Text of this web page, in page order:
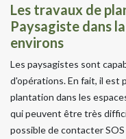
Les travaux de
Paysagiste dans
environs
Les paysagistes sont
d'opérations. En fait, il est
plantation dans les
qui peuvent être très
possible de contacter